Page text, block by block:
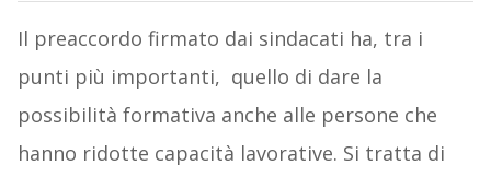
Il preaccordo firmato dai sindacati ha, tra i
punti più importanti, quello di dare la
possibilità formativa anche alle persone che
hanno ridotte capacità lavorative. Si tratta di